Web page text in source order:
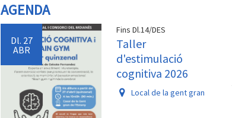
AGENDA
Dl. 27
ABR
Fins Dl.14/DES
Taller
d'estimulació
cognitiva 2026
Local de la gent gran